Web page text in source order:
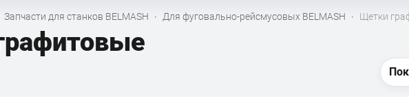
Запчасти для станков BELMASH · Для фуговально-рейсмусовых BELMASH · Щетки